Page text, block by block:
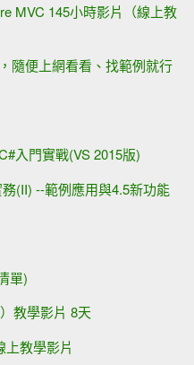
MVC 145小時影片（線上教
隨便上網看看、找範例就行
入門實戰(VS 2015版)
(II) --範例應用與4.5新功能
單)
教學影片 8天
上教學影片